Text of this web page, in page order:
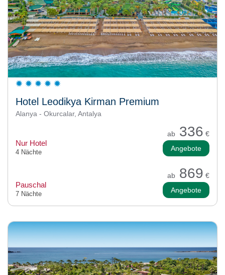
Hotel Leodikya Kirman Premium
Alanya - Okurcalar, Antalya
ab 336 €
Nur Hotel
4 Nächte Angebote
ab 869 €
Pauschal
7 Nächte Angebote